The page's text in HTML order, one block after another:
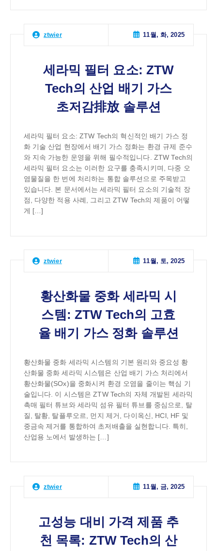
ztwier 11월, 화, 2025
세라믹 필터 요소: ZTW
Tech의 산업 배기 가스
초저감排放 솔루션
세라믹 필터 요소: ZTW Tech의 혁신적인 배기 가스 정
화 기술 산업 현장에서 배기 가스 정화는 환경 규제 준수
와 지속 가능한 운영을 위해 필수적입니다. ZTW Tech의
세라믹 필터 요소는 이러한 요구를 충족시키며, 다중 오
염물질을 한 번에 처리하는 통합 솔루션으로 주목받고
있습니다. 본 문서에서는 세라믹 필터 요소의 기술적 장
점, 다양한 적용 사례, 그리고 ZTW Tech의 제품이 어떻
게 […]
ztwier 11월, 토, 2025
황산화물 중화 세라믹 시
스템: ZTW Tech의 고효
율 배기 가스 정화 솔루션
황산화물 중화 세라믹 시스템의 기본 원리와 중요성 황
산화물 중화 세라믹 시스템은 산업 배기 가스 처리에서
황산화물(SOx)을 중화시켜 환경 오염을 줄이는 핵심 기
술입니다. 이 시스템은 ZTW Tech의 자체 개발된 세라믹
촉매 필터 튜브와 세라믹 섬유 필터 튜브를 중심으로, 탈
질, 탈황, 탈플루오르, 먼지 제거, 다이옥신, HCl, HF 및
중금속 제거를 통합하여 초저배출을 실현합니다. 특히,
산업용 노에서 발생하는 […]
ztwier 11월, 금, 2025
고성능 대비 가격 제품 추
천 목록: ZTW Tech의 산